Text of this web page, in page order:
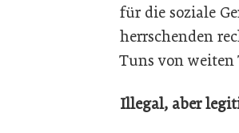
für die soziale
herrschenden
Tuns von weiten
Illegal, aber